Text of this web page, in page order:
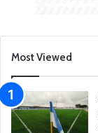
Most Viewed